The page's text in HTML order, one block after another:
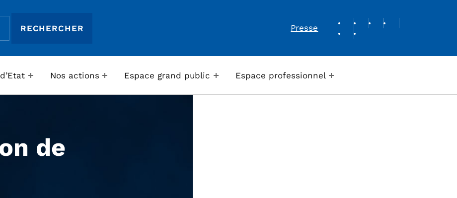
Presse
REVUE DE PRESSE
Nos actions Espace grand public Espace professionnel
de